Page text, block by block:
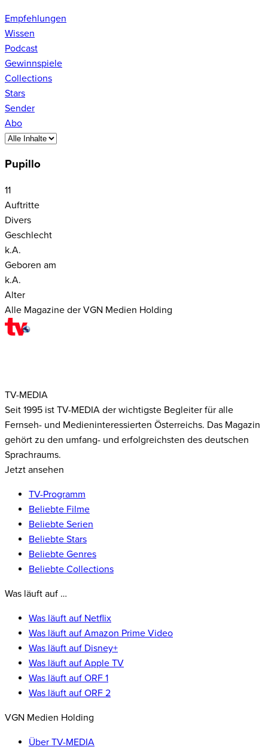
Empfehlungen
Wissen
Podcast
Gewinnspiele
Collections
Stars
Sender
Abo
Pupillo
11
Auftritte
Divers
Geschlecht
k.A.
Geboren am
k.A.
Alter
Alle Magazine der VGN Medien Holding
TV-MEDIA
Seit 1995 ist TV-MEDIA der wichtigste Begleiter für alle
Fernseh- und Medieninteressierten Österreichs. Das Magazin
gehört zu den umfang- und erfolgreichsten des deutschen
Sprachraums.
Jetzt ansehen
TV-Programm
Beliebte Filme
Beliebte Serien
Beliebte Stars
Beliebte Genres
Beliebte Collections
Was läuft auf …
Was läuft auf Netflix
Was läuft auf Amazon Prime Video
Was läuft auf Disney+
Was läuft auf Apple TV
Was läuft auf ORF 1
Was läuft auf ORF 2
VGN Medien Holding
Über TV-MEDIA